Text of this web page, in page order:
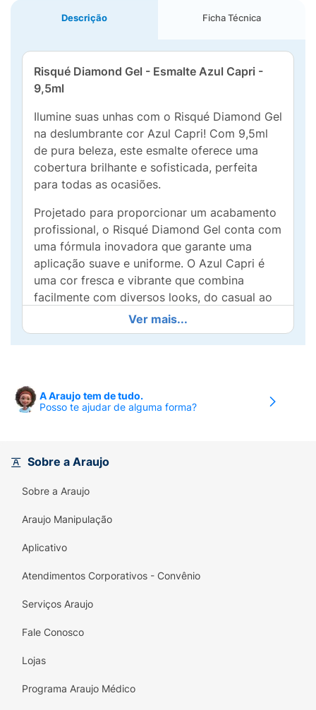
Descrição Ficha Técnica
Risqué Diamond Gel - Esmalte Azul Capri -
9,5ml
Ilumine suas unhas com o Risqué Diamond Gel
na deslumbrante cor Azul Capri! Com 9,5ml
de pura beleza, este esmalte oferece uma
cobertura brilhante e sofisticada, perfeita
para todas as ocasiões.
Projetado para proporcionar um acabamento
profissional, o Risqué Diamond Gel conta com
uma fórmula inovadora que garante uma
aplicação suave e uniforme. O Azul Capri é
uma cor fresca e vibrante que combina
facilmente com diversos looks, do casual ao
Além de sua beleza estonteante, o esmalte é
Experimente o Risqué Diamond Gel e
transforme sua rotina de cuidados com unhas.
Ver mais...
A Araujo tem de tudo.
Posso te ajudar de alguma forma?
Sobre a Araujo
Sobre a Araujo
Araujo Manipulação
Aplicativo
Atendimentos Corporativos - Convênio
Serviços Araujo
Fale Conosco
Lojas
Programa Araujo Médico